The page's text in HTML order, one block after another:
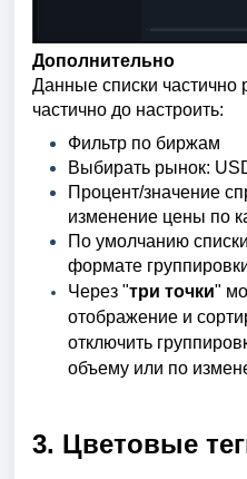
Дополнительно
Данные списки
частично до настроить:
Фильтр по биржам
Выбирать рынок:
Процент/значение
изменение цены по
По умолчанию
формате
Через "три точки"
отображение и
отключить
объему или по
3. Цветовые